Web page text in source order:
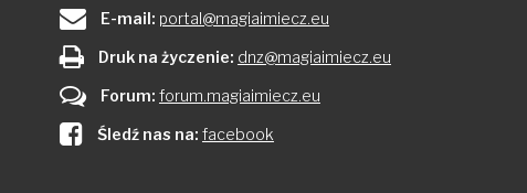
E-mail: portal@magiaimiecz.eu
Druk na życzenie: dnz@magiaimiecz.eu
Forum: forum.magiaimiecz.eu
Śledź nas na: facebook